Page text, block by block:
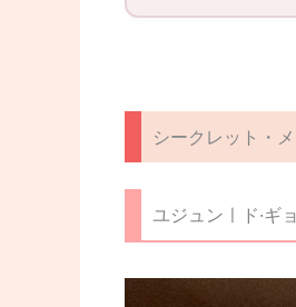
シークレット・
ユジュンㅣド·ギ